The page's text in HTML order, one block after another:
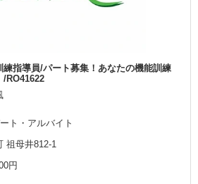
練指導員/パート募集！あなたの機能訓練
/RO41622
ト・アルバイト
祖母井812-1
円